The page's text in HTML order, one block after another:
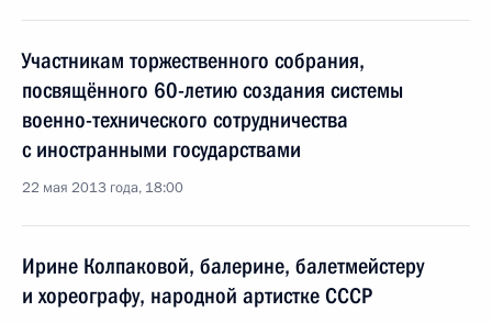
Участникам торжественного собрания,
посвящённого 60-летию создания системы
военно-технического сотрудничества
с иностранными государствами
22 мая 2013 года, 18:00
Ирине Колпаковой, балерине, балетмейстеру
и хореографу, народной артистке СССР